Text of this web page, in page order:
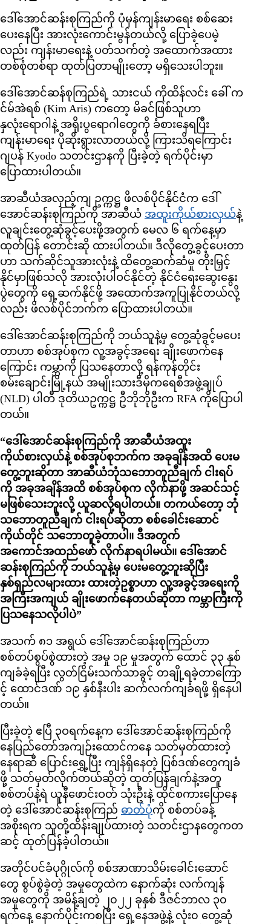
ဒေါ်အောင်ဆန်းစုကြည်ကို ပုံမှန်ကျန်းမာရေး စစ်ဆေး
ပေးနေပြီး အားလုံးကောင်းမွန်တယ်လို့ ပြောခဲ့ပေမဲ့
လည်း ကျန်းမာရေးနဲ့ ပတ်သက်တဲ့ အထောက်အထား
တစ်စုံတစ်ရာ ထုတ်ပြတာမျိုးတော့ မရှိသေးပါဘူး။
ဒေါ်အောင်ဆန်စုကြည်ရဲ့ သားငယ် ကိုထိန်လင်း ခေါ် က
င်မ်အဲရစ် (Kim Aris) ကတော့ မိခင်ဖြစ်သူဟာ
နှလုံးရောဂါနဲ့ အရိုးပွရောဂါတွေကို ခံစားနေရပြီး
ကျန်းမာရေး ပိုဆိုးရွားလာတယ်လို့ ကြားသိရကြောင်း
ဂျပန် Kyodo သတင်းဌာနကို ပြီးခဲ့တဲ့ ရက်ပိုင်းမှာ
ပြောထားပါတယ်။
အာဆီယံအလှည့်ကျ ဥက္ကဋ္ဌ ဖိလစ်ပိုင်နိုင်ငံက ဒေါ်
အောင်ဆန်းစုကြည်ကို အာဆီယံ အထူးကိုယ်စားလှယ်နဲ့
လူချင်းတွေ့ဆုံခွင့်ပေးဖို့အတွက် မေလ ၆ ရက်နေ့မှာ
ထုတ်ပြန် တောင်းဆို ထားပါတယ်။ ဒီလိုတွေ့ခွင့်ပေးတာ
ဟာ သက်ဆိုင်သူအားလုံးနဲ့ ထိတွေ့ဆက်ဆံမှု တိုးမြှင့်
နိုင်မှာဖြစ်သလို အားလုံးပါဝင်နိုင်တဲ့ နိုင်ငံရေးဆွေးနွေး
ပွဲတွေကို ရှေ့ဆက်နိုင်ဖို့ အထောက်အကူပြုနိုင်တယ်လို့
လည်း ဖိလစ်ပိုင်ဘက်က ပြောထားပါတယ်။
ဒေါ်အောင်ဆန်းစုကြည်ကို ဘယ်သူနဲ့မှ တွေ့ဆုံခွင့်မပေး
တာဟာ စစ်အုပ်စုက လူ့အခွင့်အရေး ချိုးဖောက်နေ
ကြောင်း ကမ္ဘာကို ပြသနေတာလို့ ရန်ကုန်တိုင်း
စမ်းချောင်းမြို့နယ် အမျိုးသားဒီမိုကရေစီအဖွဲ့ချုပ်
(NLD) ပါတီ ဒုတိယဥက္ကဋ္ဌ ဦဘိုဘိုဦးက RFA ကိုပြောပါ
တယ်။
“ဒေါ်အောင်ဆန်းစုကြည်ကို အာဆီယံအထူး
ကိုယ်စားလှယ်နဲ့ စစ်အုပ်စုဘက်က အခုချိန်အထိ ပေးမ
တွေ့ဘူးဆိုတာ အာဆီယံဘုံသဘောတူညီချက် ငါးရပ်
ကို အခုအချိန်အထိ စစ်အုပ်စုက လိုက်နာဖို့ အဆင်သင့်
မဖြစ်သေးဘူးလို့ ယူဆလို့ရပါတယ်။ တကယ်တော့ ဘုံ
သဘောတူညီချက် ငါးရပ်ဆိုတာ စစ်ခေါင်းဆောင်
ကိုယ်တိုင် သဘောတူခဲ့တာပါ။ ဒီအတွက်
အကောင်အထည်ဖော် လိုက်နာရပါမယ်။ ဒေါ်အောင်
ဆန်းစုကြည်ကို ဘယ်သူနဲ့မှ ပေးမတွေ့ဘူးဆိုပြီး
နှစ်ရှည်လများထား ထားတဲ့ဥစ္စာဟာ လူ့အခွင့်အရေးကို
အကြီးအကျယ် ချိုးဖောက်နေတယ်ဆိုတာ ကမ္ဘာကြီးကို
ပြသနေသလိုပါပဲ”
အသက် ၈၁ အရွယ် ဒေါ်အောင်ဆန်းစုကြည်ဟာ
စစ်တပ်စွပ်စွဲထားတဲ့ အမှု ၁၉ မှုအတွက် ထောင် ၃၃ နှစ်
ကျခံခဲ့ရပြီး လွတ်ငြိမ်းသက်သာခွင့် တချို့ရခဲ့တာကြော
င့် ထောင်ဒဏ် ၁၉ နှစ်နီးပါး ဆက်လက်ကျခံရဖို့ ရှိနေပါ
တယ်။
ပြီးခဲ့တဲ့ ဧပြီ ၃ဝရက်နေ့က ဒေါ်အောင်ဆန်းစုကြည်ကို
နေပြည်တော်အကျဉ်းထောင်ကနေ သတ်မှတ်ထားတဲ့
နေရာဆီ ပြောင်းရွှေ့ပြီး ကျန်ရှိနေတဲ့ ပြစ်ဒဏ်တွေကျခံ
ဖို့ သတ်မှတ်လိုက်တယ်ဆိုတဲ့ ထုတ်ပြန်ချက်နဲ့အတူ
စစ်တပ်နဲ့ရဲ ယူနီဖောင်းဝတ် သုံးဦးနဲ့ ထိုင်စကားပြောနေ
တဲ့ ဒေါ်အောင်ဆန်းစုကြည် ဓာတ်ပုံကို စစ်တပ်ခန့်
အစိုးရက သူတို့ထိန်းချုပ်ထားတဲ့ သတင်းဌာနတွေကတ
ဆင့် ထုတ်ပြန်ခဲ့ပါတယ်။
အတိုင်ပင်ခံပုဂ္ဂိုလ်ကို စစ်အာဏာသိမ်းခေါင်းဆောင်
တွေ စွပ်စွဲခဲ့တဲ့ အမှုတွေထဲက နောက်ဆုံး လက်ကျန်
အမှုတွေကို အမိန့်ချတဲ့ ၂၀၂၂ ခုနှစ် ဒီဇင်ဘာလ ၃၀
ရက်နေ့ နောက်ပိုင်းကစပြီး ရှေ့နေအဖွဲ့နဲ့ လုံး၀ တွေ့ဆုံ